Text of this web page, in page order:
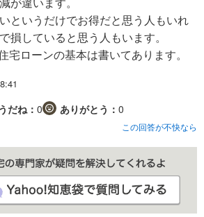
というだけでお得だと思う人もいれ
損していると思う人もいます。
宅ローンの基本は書いてあります。
だね： 0 ありがとう： 0
この回答が不快なら